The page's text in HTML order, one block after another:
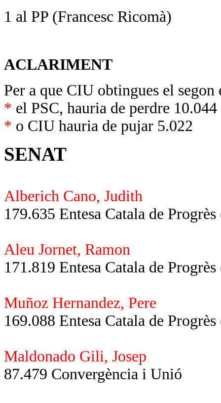
1 al PP (Francesc Ricomà)
ACLARIMENT
Per a que CIU obtingues el segon
* el PSC, hauria de perdre
* o CIU hauria de pujar 5.022
SENAT
Alberich Cano, Judith
179.635 Entesa Catala de
Aleu Jornet, Ramon
171.819 Entesa Catala de
Muñoz Hernandez, Pere
169.088 Entesa Catala de
Maldonado Gili, Josep
87.479 Convergència i Unió